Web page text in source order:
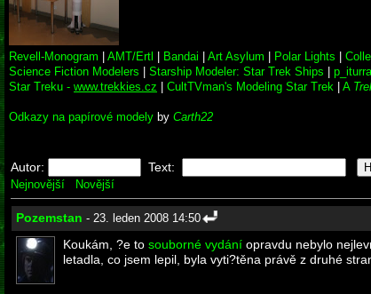
Revell-Monogram AMT/Ertl Bandai Art Asylum Polar Lights
Science Fiction Modelers
Starship Modeler: Star Trek Ships
Star Treku - www.trekkies.cz CultTVman's Modeling Star Trek A
Odkazy na papírové modely by Carth22
Autor: Text:
Nejnovější Novější
Pozemstan - 23. leden 2008 14:50
Koukám, ?e to souborné vydání opravdu nebylo
letadla, co jsem lepil, byla vyti?těna právě z druhé